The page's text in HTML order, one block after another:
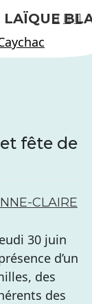
fête de
CLAIRE
30 juin
d’un
des
des